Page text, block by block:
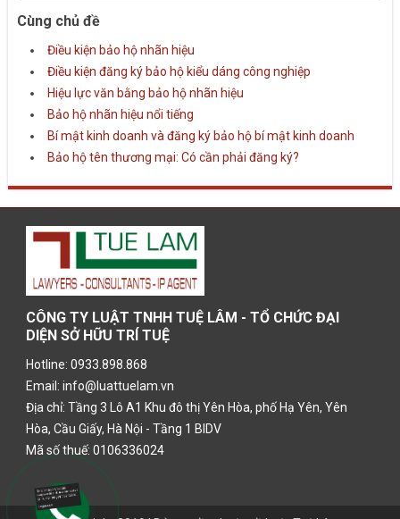
Cùng chủ đề
Điều kiện bảo hộ nhãn hiệu
Điều kiện đăng ký bảo hộ kiểu dáng công nghiệp
Hiệu lực văn bằng bảo hộ nhãn hiệu
Bảo hộ nhãn hiệu nổi tiếng
Bí mật kinh doanh và đăng ký bảo hộ bí mật kinh doanh
Bảo hộ tên thương mại: Có cần phải đăng ký?
CÔNG TY LUẬT TNHH TUỆ LÂM - TỔ CHỨC ĐẠI
DIỆN SỞ HỮU TRÍ TUỆ
Hotline: 0933.898.868
Email: info@luattuelam.vn
Địa chỉ: Tầng 3 Lô A1 Khu đô thị Yên Hòa, phố Hạ Yên, Yên
Hòa, Cầu Giấy, Hà Nội - Tầng 1 BIDV
Mã số thuế: 0106336024